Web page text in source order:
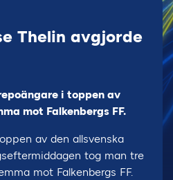
Thelin avgjorde
i toppen av
mot Falkenbergs FF.
av den allsvenska
tog man tre
mot Falkenbergs FF.